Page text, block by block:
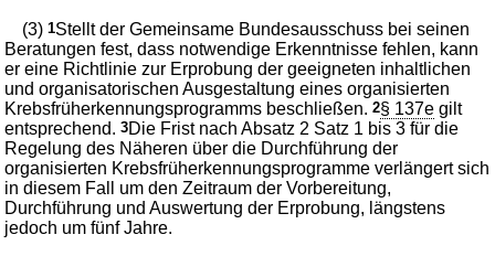
(3)1Stellt der Gemeinsame Bundesausschuss bei seinen
Beratungen fest, dass notwendige Erkenntnisse fehlen, kann
er eine Richtlinie zur Erprobung der geeigneten inhaltlichen
und organisatorischen Ausgestaltung eines organisierten
Krebsfrüherkennungsprogramms beschließen.2§ 137e gilt
entsprechend.3Die Frist nach Absatz 2 Satz 1 bis 3 für die
Regelung des Näheren über die Durchführung der
organisierten Krebsfrüherkennungsprogramme verlängert sich
in diesem Fall um den Zeitraum der Vorbereitung,
Durchführung und Auswertung der Erprobung, längstens
jedoch um fünf Jahre.